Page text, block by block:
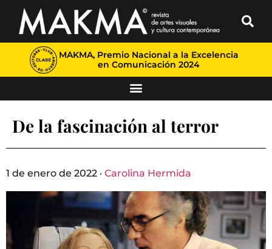
MAKMA, Premio Nacional a la Excelencia
en Comunicación 2024
De la fascinación al terror
1 de enero de 2022 · Carolina Hermida